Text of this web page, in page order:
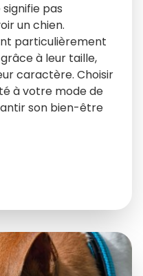
pas
un chien.
particulièrement
à leur taille,
caractère. Choisir
à votre mode de
son bien-être